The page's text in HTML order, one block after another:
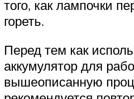
того, как лампочки
гореть.
Перед тем как
аккумулятор для
вышеописанную